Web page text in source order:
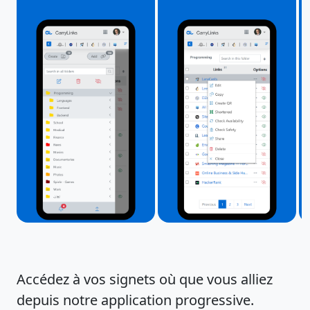
Accédez à vos signets où que vous alliez
depuis notre application progressive.